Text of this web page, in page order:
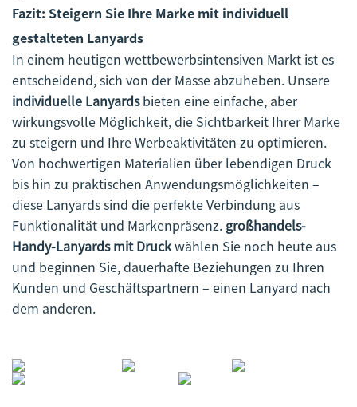
Fazit: Steigern Sie Ihre Marke mit individuell
gestalteten Lanyards
In einem heutigen wettbewerbsintensiven Markt ist es
entscheidend, sich von der Masse abzuheben. Unsere
individuelle Lanyardsbieten eine einfache, aber
wirkungsvolle Möglichkeit, die Sichtbarkeit Ihrer Marke
zu steigern und Ihre Werbeaktivitäten zu optimieren.
Von hochwertigen Materialien über lebendigen Druck
bis hin zu praktischen Anwendungsmöglichkeiten –
diese Lanyards sind die perfekte Verbindung aus
Funktionalität und Markenpräsenz. großhandels-
Handy-Lanyards mit Druckwählen Sie noch heute aus
und beginnen Sie, dauerhafte Beziehungen zu Ihren
Kunden und Geschäftspartnern – einen Lanyard nach
dem anderen.